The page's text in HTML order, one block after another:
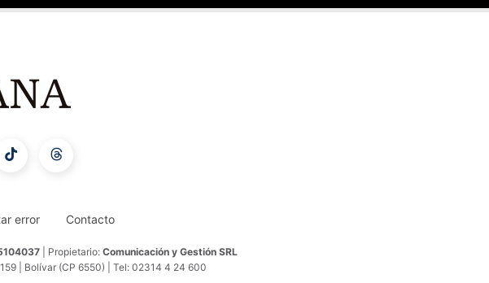
error Contacto
| Propietario: Comunicación y Gestión SRL
| Bolívar (CP 6550) | Tel: 02314 4 24 600